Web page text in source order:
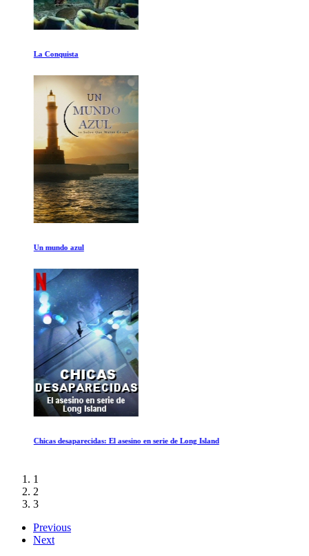
La Conquista
Un mundo azul
Chicas desaparecidas: El asesino en serie de Long Island
1
2
3
Previous
Next